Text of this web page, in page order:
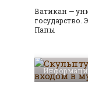
Ватикан —
государство.
Папы